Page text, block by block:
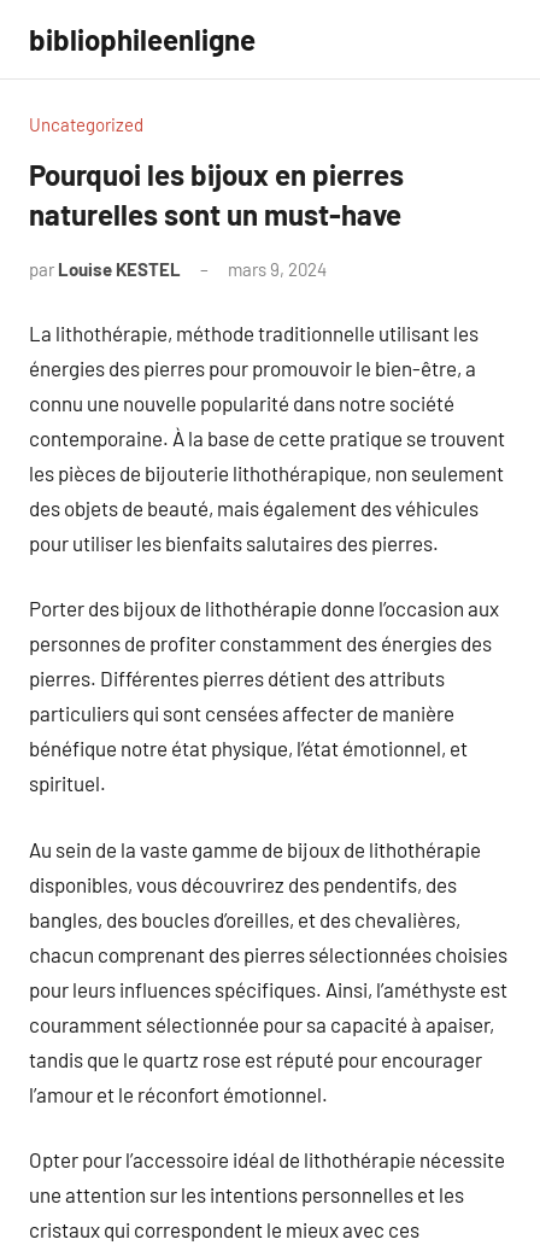
contenu
bibliophileenligne
Uncategorized
Pourquoi les bijoux en pierres
naturelles sont un must-have
par Louise KESTEL mars 9, 2024
La lithothérapie, méthode traditionnelle utilisant les
énergies des pierres pour promouvoir le bien-être, a
connu une nouvelle popularité dans notre société
contemporaine. À la base de cette pratique se trouvent
les pièces de bijouterie lithothérapique, non seulement
des objets de beauté, mais également des véhicules
pour utiliser les bienfaits salutaires des pierres.
Porter des bijoux de lithothérapie donne l’occasion aux
personnes de profiter constamment des énergies des
pierres. Différentes pierres détient des attributs
particuliers qui sont censées affecter de manière
bénéfique notre état physique, l’état émotionnel, et
spirituel.
Au sein de la vaste gamme de bijoux de lithothérapie
disponibles, vous découvrirez des pendentifs, des
bangles, des boucles d’oreilles, et des chevalières,
chacun comprenant des pierres sélectionnées choisies
pour leurs influences spécifiques. Ainsi, l’améthyste est
couramment sélectionnée pour sa capacité à apaiser,
tandis que le quartz rose est réputé pour encourager
l’amour et le réconfort émotionnel.
Opter pour l’accessoire idéal de lithothérapie nécessite
une attention sur les intentions personnelles et les
cristaux qui correspondent le mieux avec ces